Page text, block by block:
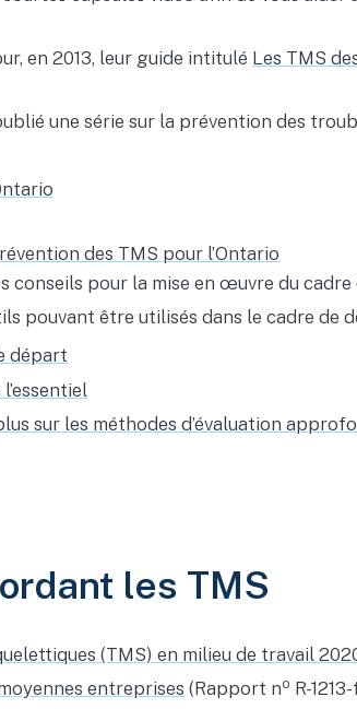
en 2013, leur guide intitulé Les TMS
une série sur la prévention des
des TMS pour l’Ontario
pour la mise en œuvre du cadre
pouvant être utilisés dans le cadre de
départ
sur les méthodes d’évaluation
les TMS
(TMS) en milieu de travail
entreprises (Rapport no R-